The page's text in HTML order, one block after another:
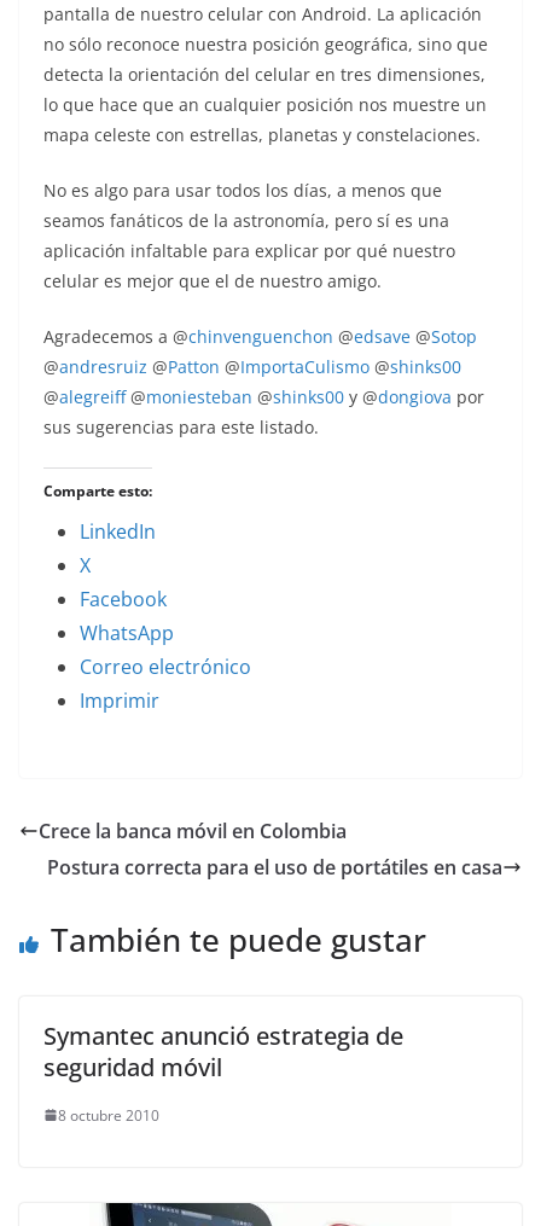
pantalla de nuestro celular con Android. La aplicación
no sólo reconoce nuestra posición geográfica, sino que
detecta la orientación del celular en tres dimensiones,
lo que hace que an cualquier posición nos muestre un
mapa celeste con estrellas, planetas y constelaciones.
No es algo para usar todos los días, a menos que
seamos fanáticos de la astronomía, pero sí es una
aplicación infaltable para explicar por qué nuestro
celular es mejor que el de nuestro amigo.
Agradecemos a @chinvenguenchon @edsave @Sotop
@andresruiz @Patton @ImportaCulismo @shinks00
@alegreiff@moniesteban @shinks00 y @dongiova por
sus sugerencias para este listado.
Comparte esto:
LinkedIn
X
Facebook
WhatsApp
Correo electrónico
Imprimir
Crece la banca móvil en Colombia
Postura correcta para el uso de portátiles en casa
También te puede gustar
Symantec anunció estrategia de
seguridad móvil
8 octubre 2010